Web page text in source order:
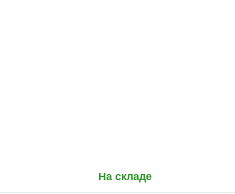
На складе